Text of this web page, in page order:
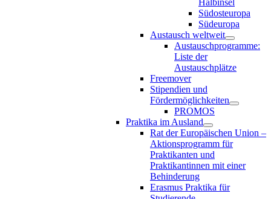
Südosteuropa
Südeuropa
Austausch weltweit
Austauschprogramme:
Liste der
Austauschplätze
Freemover
Stipendien und
Fördermöglichkeiten
PROMOS
Praktika im Ausland
Rat der Europäischen Union –
Aktionsprogramm für
Praktikanten und
Praktikantinnen mit einer
Behinderung
Erasmus Praktika für